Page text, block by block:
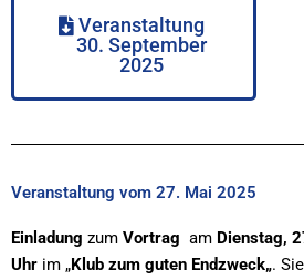
Veranstaltung
30. September
2025
Veranstaltung vom 27. Mai 2025
Einladung zum Vortrag am Dienstag,
Uhr im „Klub zum guten Endzweck„.